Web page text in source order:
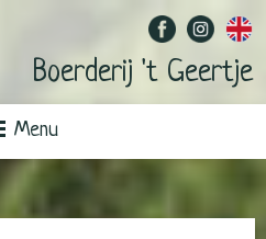
Boerderij 't Geertje
Menu